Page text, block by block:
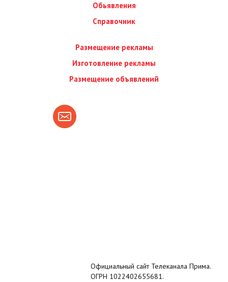
Обьявления
Справочник
Размещение рекламы
Изготовление рекламы
Размещение объявлений
Официальный сайт Телеканала Прима.
ОГРН 1022402655681.